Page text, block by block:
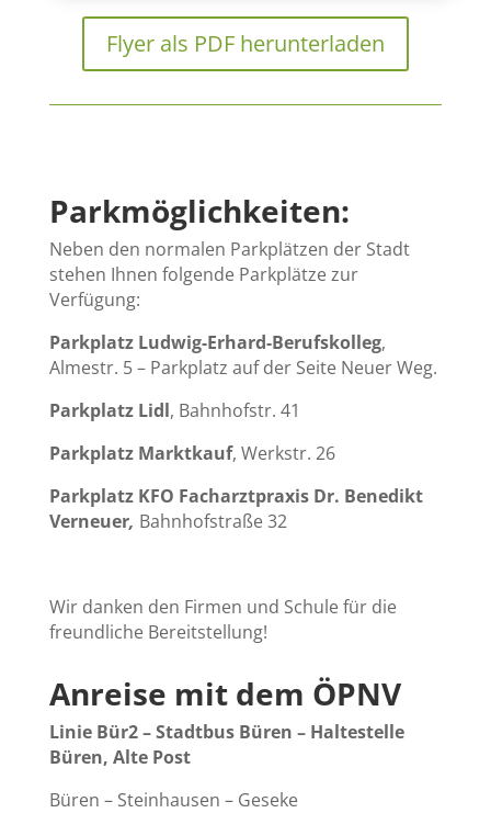
Flyer als PDF herunterladen
Parkmöglichkeiten:
Neben den normalen Parkplätzen der Stadt
stehen Ihnen folgende Parkplätze zur
Verfügung:
Parkplatz Ludwig-Erhard-Berufskolleg,
Almestr. 5 – Parkplatz auf der Seite Neuer Weg.
Parkplatz Lidl, Bahnhofstr. 41
Parkplatz Marktkauf, Werkstr. 26
Parkplatz KFO Facharztpraxis Dr. Benedikt
Verneuer, Bahnhofstraße 32
Wir danken den Firmen und Schule für die
freundliche Bereitstellung!
Anreise mit dem ÖPNV
Linie Bür2 – Stadtbus Büren – Haltestelle
Büren, Alte Post
Büren – Steinhausen – Geseke